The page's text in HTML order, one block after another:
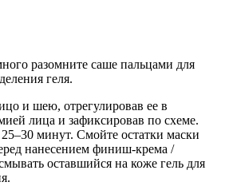
разомните саше пальцами для
геля.
и шею, отрегулировав ее в
лица и зафиксировав по схеме.
минут. Смойте остатки маски
нанесением финиш-крема /
оставшийся на коже гель для